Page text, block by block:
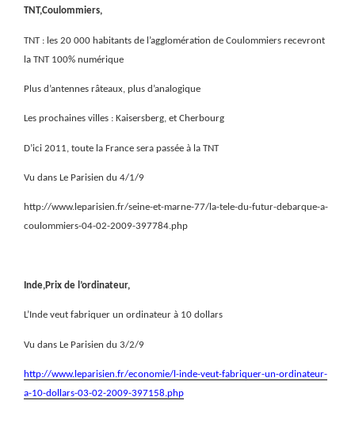
TNT,Coulommiers,
TNT : les 20 000 habitants de l’agglomération de Coulommiers recevront
la TNT 100% numérique
Plus d’antennes râteaux, plus d’analogique
Les prochaines villes : Kaisersberg, et Cherbourg
D’ici 2011, toute la France sera passée à la TNT
Vu dans Le Parisien du 4/1/9
http://www.leparisien.fr/seine-et-marne-77/la-tele-du-futur-debarque-a-
coulommiers-04-02-2009-397784.php
Inde,Prix de l’ordinateur,
L’Inde veut fabriquer un ordinateur à 10 dollars
Vu dans Le Parisien du 3/2/9
http://www.leparisien.fr/economie/l-inde-veut-fabriquer-un-ordinateur-
a-10-dollars-03-02-2009-397158.php